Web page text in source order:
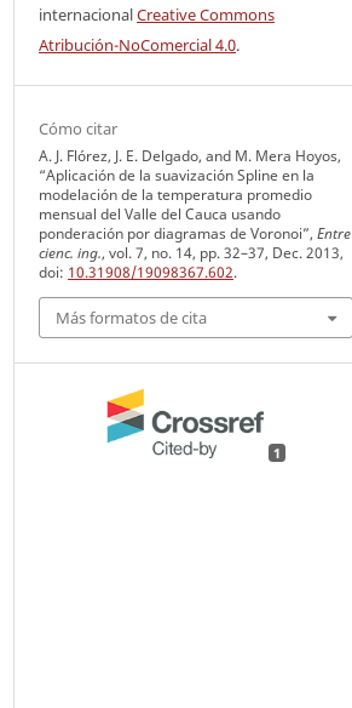
internacionalCreative Commons
Atribución-NoComercial 4.0.
Cómo citar
A. J. Flórez, J. E. Delgado, and M. Mera Hoyos,
“Aplicación de la suavización Spline en la
modelación de la temperatura promedio
mensual del Valle del Cauca usando
ponderación por diagramas de Voronoi”, Entre
cienc. ing., vol. 7, no. 14, pp. 32–37, Dec. 2013,
doi: 10.31908/19098367.602.
Más formatos de cita
1